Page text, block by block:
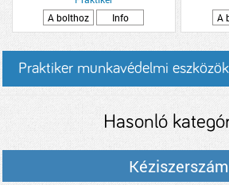
A bolthoz
Info
A
Praktiker munkavédelmi
Hasonló
Kéziszerszám